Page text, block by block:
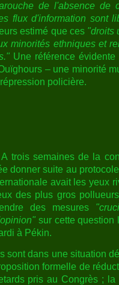
de l'absence de
flux d'information sont
estimé que ces "droits
minorités ethniques et
Une référence
– une minorité
policière.
trois semaines de la
donner suite au
avait les yeux
des plus gros
des mesures
sur cette question
à Pékin.
sont dans une situation
formelle de
pris au Congrès ;